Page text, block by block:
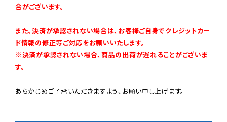
合がございます。
また、決済が承認されない場合は、お客様ご自身でクレジットカー
ド情報の修正等ご対応をお願いいたします。
※決済が承認されない場合、商品の出荷が遅れることがございま
す。
あらかじめご了承いただきますよう、お願い申し上げます。